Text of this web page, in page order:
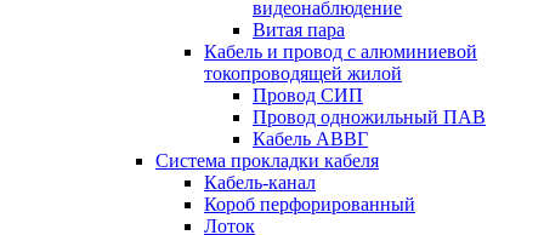
видеонаблюдение
Витая пара
Кабель и провод с алюминиевой
токопроводящей жилой
Провод СИП
Провод одножильный ПАВ
Кабель АВВГ
Система прокладки кабеля
Кабель-канал
Короб перфорированный
Лоток